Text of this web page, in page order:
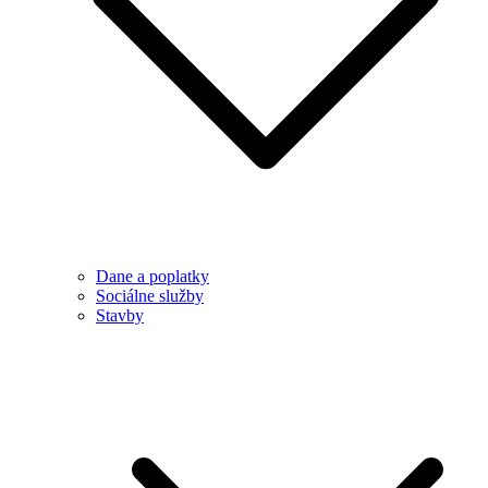
Dane a poplatky
Sociálne služby
Stavby